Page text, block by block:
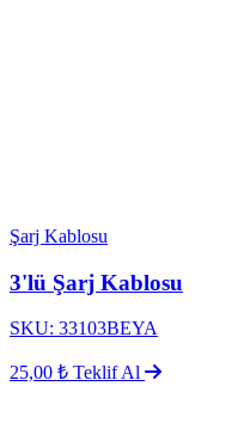
Şarj Kablosu
3'lü Şarj Kablosu
SKU: 33103BEYA
25,00 ₺ Teklif Al